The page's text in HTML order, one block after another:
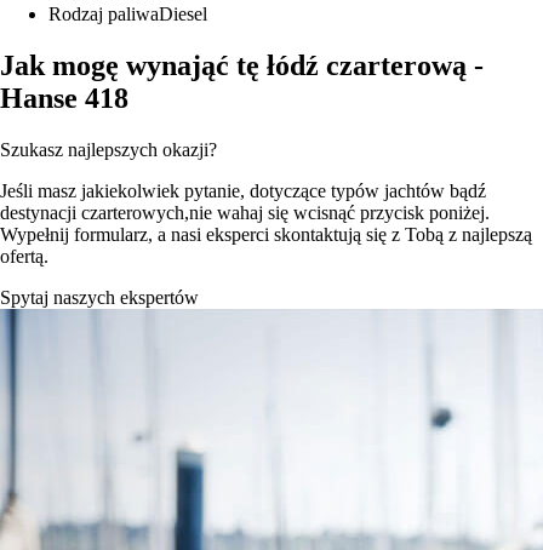
Rodzaj paliwaDiesel
Jak mogę wynająć tę łódź czarterową -
Hanse 418
Szukasz najlepszych okazji?
Jeśli masz jakiekolwiek pytanie, dotyczące typów jachtów bądź
destynacji czarterowych,nie wahaj się wcisnąć przycisk poniżej.
Wypełnij formularz, a nasi eksperci skontaktują się z Tobą z najlepszą
ofertą.
Spytaj naszych ekspertów